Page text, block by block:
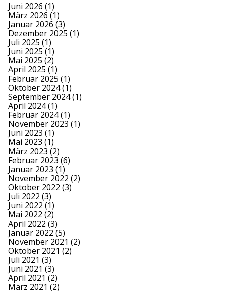
Juni 2026 (1)
März 2026 (1)
Januar 2026 (3)
Dezember 2025 (1)
Juli 2025 (1)
Juni 2025 (1)
Mai 2025 (2)
April 2025 (1)
Februar 2025 (1)
Oktober 2024(1)
September 2024(1)
April 2024(1)
Februar 2024(1)
November 2023 (1)
Juni 2023 (1)
Mai 2023 (1)
März 2023 (2)
Februar 2023 (6)
Januar 2023 (1)
November 2022 (2)
Oktober 2022 (3)
Juli 2022 (3)
Juni 2022 (1)
Mai 2022 (2)
April 2022 (3)
Januar 2022 (5)
November 2021 (2)
Oktober 2021 (2)
Juli 2021 (3)
Juni 2021 (3)
April 2021 (2)
März 2021 (2)